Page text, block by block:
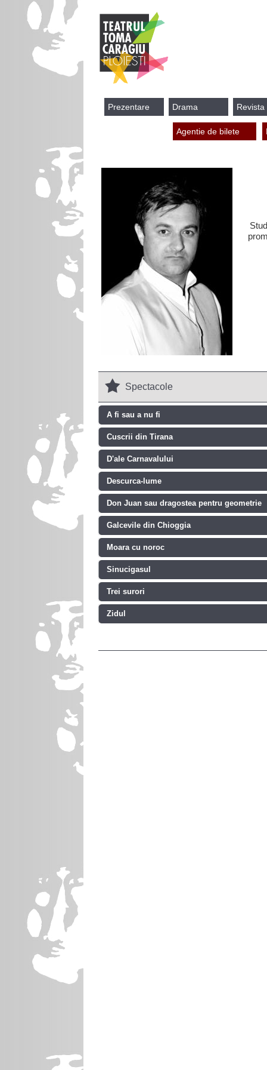
Revista
Drama
Prezentare
Agentie de bilete
Spectacole
A fi sau a nu fi
Cuscrii din Tirana
D'ale Carnavalului
Descurca-lume
Don Juan sau dragostea pentru geometrie
Galcevile din Chioggia
Moara cu noroc
Sinucigasul
Trei surori
Zidul